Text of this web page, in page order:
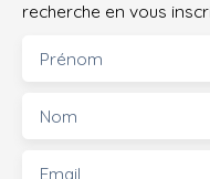
recherche en vous
Prénom
Nom
Email